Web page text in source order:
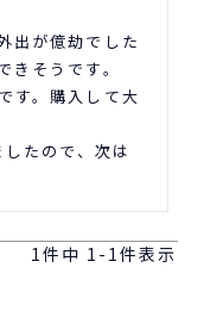
出が億劫でした
そうです。
す。購入して大
たので、次は
1件中 1 - 1件表示